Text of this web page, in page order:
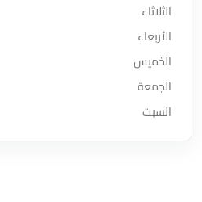
الثلاثاء
الأربعاء
الخميس
الجمعة
السبت